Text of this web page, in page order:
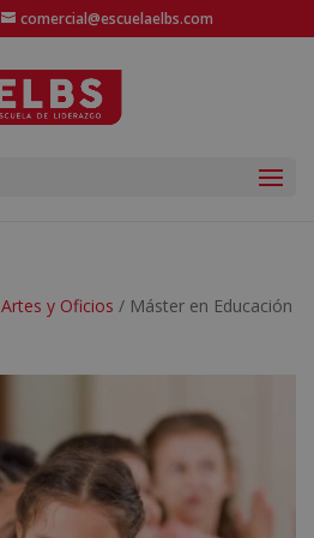
comercial@escuelaelbs.com
Artes y Oficios / Máster en Educación